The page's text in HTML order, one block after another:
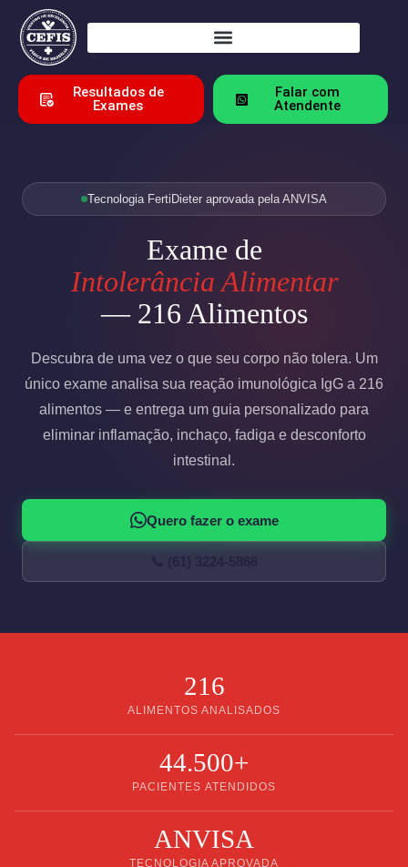
Resultados de
Exames
Falar com
Atendente
Tecnologia FertiDieter aprovada pela ANVISA
Exame de
Intolerância Alimentar
— 216 Alimentos
Descubra de uma vez o que seu corpo não tolera. Um
único exame analisa sua reação imunológica IgG a 216
alimentos — e entrega um guia personalizado para
eliminar inflamação, inchaço, fadiga e desconforto
intestinal.
Quero fazer o exame
216
ALIMENTOS ANALISADOS
44.500+
PACIENTES ATENDIDOS
ANVISA
TECNOLOGIA APROVADA